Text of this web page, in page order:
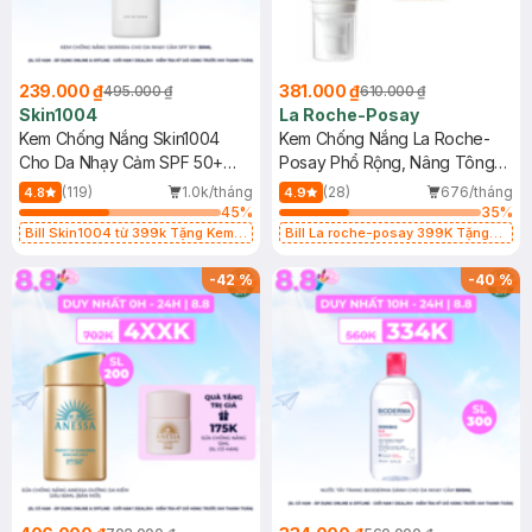
239.000 ₫495.000 ₫
Skin1004
Kem Chống Nắng Skin1004
Cho Da Nhạy Cảm SPF 50+
50ml
4.8 (119)
1.0k/tháng
45%
Bill Skin1004 từ 399k Tặng Kem
SPF 50+ 20ml (SL Có Hạn)
381.000 ₫610.000 ₫
La Roche-Posay
Kem Chống Nắng La Roche-
Posay Phổ Rộng, Nâng Tông
Kiềm Dầu 50ml
4.9 (28)
676/tháng
35%
Bill La roche-posay 399K Tặng
(SL có hạn)
-42% -40%